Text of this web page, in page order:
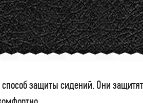
защиты сидений. Они